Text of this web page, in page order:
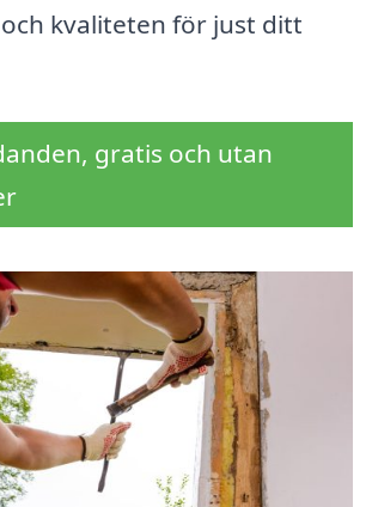
kvaliteten för just ditt
gratis och utan